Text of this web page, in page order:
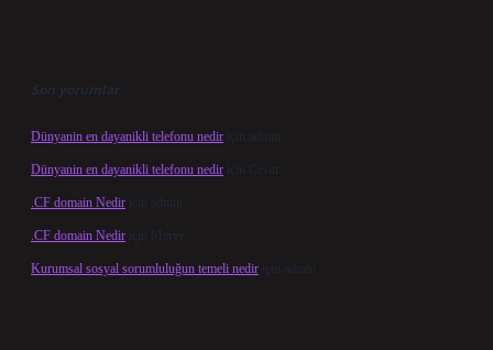
Son yorumlar
Dünyanin en dayanikli telefonu nedir için admin
Dünyanin en dayanikli telefonu nedir için Cesur
.CF domain Nedir için admin
.CF domain Nedir için Merve
Kurumsal sosyal sorumluluğun temeli nedir için admin